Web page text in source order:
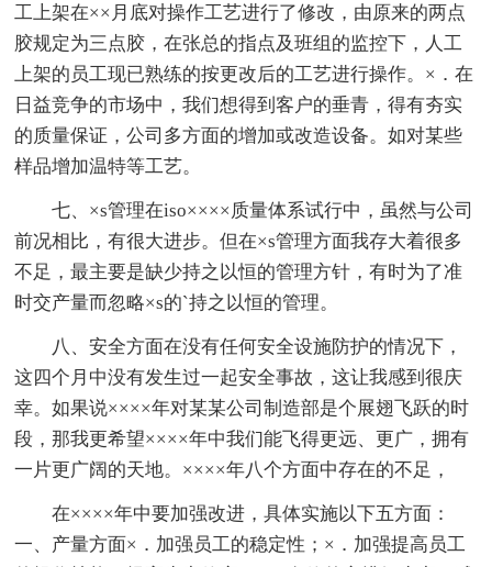
工上架在××月底对操作工艺进行了修改，由原来的两点
胶规定为三点胶，在张总的指点及班组的监控下，人工
上架的员工现已熟练的按更改后的工艺进行操作。×．在
日益竞争的市场中，我们想得到客户的垂青，得有夯实
的质量保证，公司多方面的增加或改造设备。如对某些
样品增加温特等工艺。
七、×s管理在iso××××质量体系试行中，虽然与公司
前况相比，有很大进步。但在×s管理方面我存大着很多
不足，最主要是缺少持之以恒的管理方针，有时为了准
时交产量而忽略×s的`持之以恒的管理。
八、安全方面在没有任何安全设施防护的情况下，
这四个月中没有发生过一起安全事故，这让我感到很庆
幸。如果说××××年对某某公司制造部是个展翅飞跃的时
段，那我更希望××××年中我们能飞得更远、更广，拥有
一片更广阔的天地。××××年八个方面中存在的不足，
在××××年中要加强改进，具体实施以下五方面：
一、产量方面×．加强员工的稳定性；×．加强提高员工